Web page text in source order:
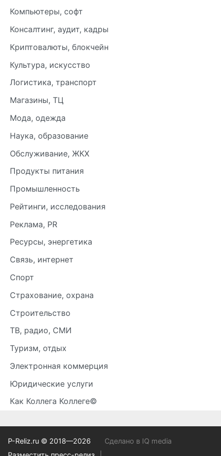
Компьютеры, софт
Консалтинг, аудит, кадры
Криптовалюты, блокчейн
Культура, искусство
Логистика, транспорт
Магазины, ТЦ
Мода, одежда
Наука, образование
Обслуживание, ЖКХ
Продукты питания
Промышленность
Рейтинги, исследования
Реклама, PR
Ресурсы, энергетика
Связь, интернет
Спорт
Страхование, охрана
Строительство
ТВ, радио, СМИ
Туризм, отдых
Электронная коммерция
Юридические услуги
Как Коллега Коллеге©
P-Reliz.ru © 2018—2026
Сделано в IQ media